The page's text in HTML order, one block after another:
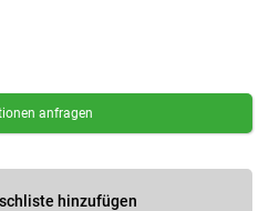
anfragen
hinzufügen